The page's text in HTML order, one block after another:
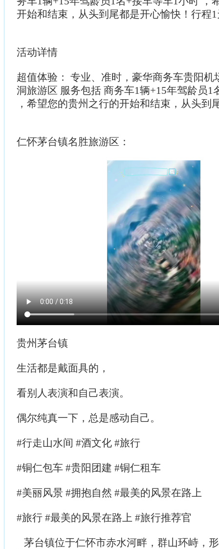
开始和结束，从头到尾都是开心愉快！行程
活动详情
超值体验： 专业、准时，豪华商务车贵阳机
洞旅游区 服务包括 商务车1辆+15年驾龄员1
，希望您的贵州之行的开始和结束，从头到
仁怀茅台镇名胜旅游区：
贵州茅台镇
生活都是戴面具的，
看别人表演和自己表演。
偶尔纯真一下，总是感动自己。
#行走山水间 #酒文化 #旅行
#铜仁包车 #贵阳团建 #铜仁租车
#美丽风景 #拥抱自然 #最美的风景在路上
#旅行 #最美的风景在路上 #旅行推荐官
茅台镇位于仁怀市赤水河畔，群山环峙，